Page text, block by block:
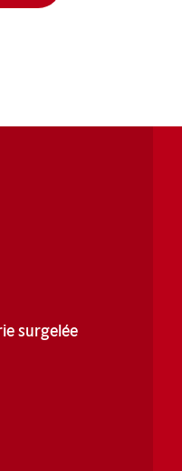
surgelée